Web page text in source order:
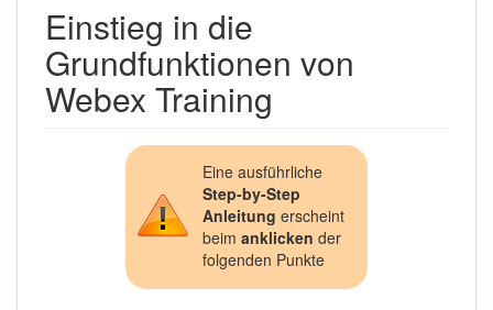
Einstieg in die
Grundfunktionen von
Webex Training
Eine ausführliche
Step-by-Step
Anleitung erscheint
beimanklicken der
folgenden Punkte